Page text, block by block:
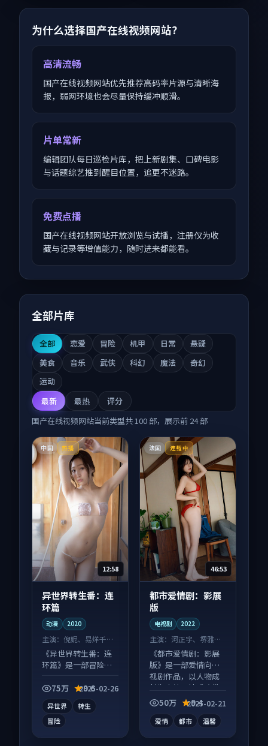
为什么选择国产在线视频网站？
高清流畅
国产在线视频网站优先推荐高码率片源与清晰海
报，弱网环境也会尽量保持缓冲顺滑。
片单常新
编辑团队每日巡检片库，把上新剧集、口碑电影
与话题综艺推到醒目位置，追更不迷路。
免费点播
国产在线视频网站开放浏览与试播，注册仅为收
藏与记录等增值能力，随时进来都能看。
全部片库
全部 恋爱 冒险 机甲 日常
悬疑
美食
音乐 武侠 科幻 魔法
奇幻
运动
最新
最热
评分
国产在线视频网站当前类型共100 部，展示前 24部
中国 热播
12:58
异世界转生番：连
环篇
动漫 2020
主演： 倪妮、易烊千玺
等
《异世界转生番：连
环篇》是一部冒险向
层层推进，尾声常有
75万 9.6
2025-02-26
异世界
转生
冒险
法国 连载中
46:53
都市爱情剧：影展
版
电视剧 2022
主演： 河正宇、堺雅人
等
《都市爱情剧：影展
版》是一部爱情向电
视剧作品，以人物成
长为内核，情感戏份
扎实。
50万 9.4
2025-02-21
爱情 都市 温馨